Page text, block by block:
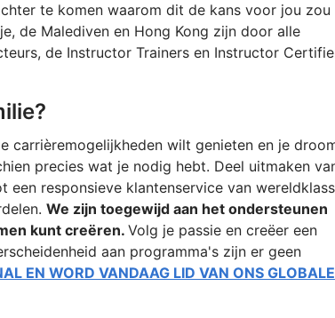
te komen waarom dit de kans voor jou zou
de Malediven en Hong Kong zijn door alle
de Instructor Trainers en Instructor
carrièremogelijkheden wilt genieten en je
precies wat je nodig hebt. Deel uitmaken
responsieve klantenservice van
We zijn toegewijd aan het ondersteunen
kunt creëren. Volg je passie en creëer een
aan programma's zijn er geen
EN WORD VANDAAG LID VAN ONS GLOBALE